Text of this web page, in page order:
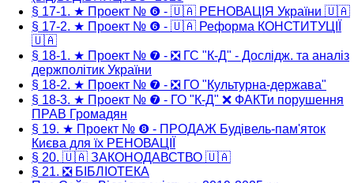
§ 17-1. ★ Проект № ❻ - 🇺🇦 РЕНОВАЦІЯ України 🇺🇦
§ 17-2. ★ Проект № ❻ - 🇺🇦 Реформа КОНСТИТУЦІЇ
🇺🇦
§ 18-1. ★ Проект № ❼ - ❎ ГС "К-Д" - Дослідж. та аналіз
держполітик України
§ 18-2. ★ Проект № ❼ - ❎ ГО "Культурна-держава"
§ 18-3. ★ Проект № ❼ - ГО "К-Д" ❌ ФАКТи порушення
ПРАВ Громадян
§ 19. ★ Проект № ❽ - ПРОДАЖ Будівель-пам'яток
Києва для їх РЕНОВАЦІЇ
§ 20. 🇺🇦 ЗАКОНОДАВСТВО 🇺🇦
§ 21. ❎ БІБЛІОТЕКА